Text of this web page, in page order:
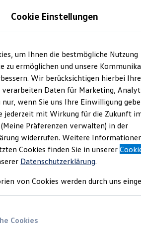
Fahrzeuge
Marktplatz
und Gebrauchtwagen
Cookie Einstellungen
um Ihnen die bestmögliche Nutzung
zu ermöglichen und unsere
Wir berücksichtigen hierbei Ihre
verarbeiten Daten für Marketing,
nur, wenn Sie uns Ihre Einwilligung
jederzeit mit Wirkung für die Zukunft
Präferenzen verwalten) in der
widerrufen. Weitere
Cookies finden Sie in unserer
Datenschutzerklärung.
von Cookies werden durch uns
Cookies